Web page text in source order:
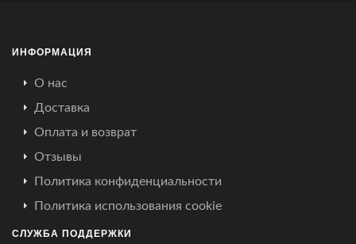
ИНФОРМАЦИЯ
О нас
Доставка
Оплата и возврат
Отзывы
Политика конфиденциальности
Политика использования cookie
СЛУЖБА ПОДДЕРЖКИ